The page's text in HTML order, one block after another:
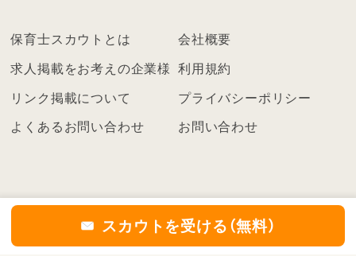
スカウトを受ける（無料）
ン
こ
ち
保育士スカウトとは 会社概要
求人掲載をお考えの企業様 利用規約
リンク掲載について プライバシーポリシー
よくあるお問い合わせ お問い合わせ